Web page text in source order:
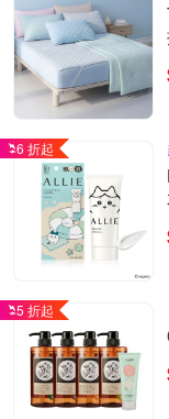
6 折起
5 折起